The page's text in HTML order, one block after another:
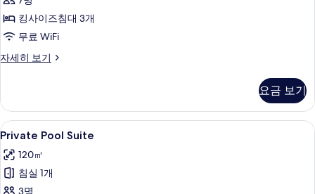
사
진
모
두
기
자
세
보
기
진
모
두
장
전
망
자
세
진
모
두
킹사이즈침대 3개
무료 WiFi
자세히 보기
The
자
세
히
기
요금 보기
Private
Pool
Suite
사
Private Pool Suite | 객실에서 보이는
7
Private Pool Suite
120㎡
침실 1개
3명